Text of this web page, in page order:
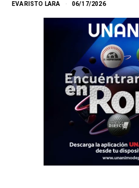
EVARISTO LARA 06/17/2026